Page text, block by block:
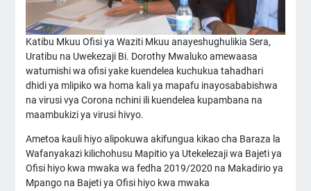
Katibu Mkuu Ofisi ya Waziti Mkuu anayeshughulikia Sera,
Uratibu na Uwekezaji Bi. Dorothy Mwaluko amewaasa
watumishi wa ofisi yake kuendelea kuchukua tahadhari
dhidi ya mlipiko wa homa kali ya mapafu inayosababishwa
na virusi vya Corona nchini ili kuendelea kupambana na
maambukizi ya virusi hivyo.
Ametoa kauli hiyo alipokuwa akifungua kikao cha Baraza la
Wafanyakazi kilichohusu Mapitio ya Utekelezaji wa Bajeti ya
Ofisi hiyo kwa mwaka wa fedha 2019/2020 na Makadirio ya
Mpango na Bajeti ya Ofisi hiyo kwa mwaka